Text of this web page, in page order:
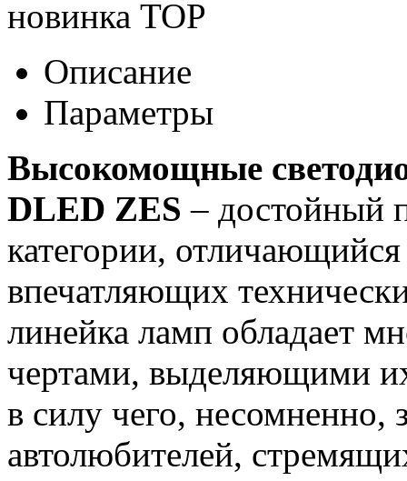
новинка TOP
Описание
Параметры
Высокомощные
DLED ZES – достойный
категории,
впечатляющих
линейка ламп обладает
чертами, выделяющими
в силу чего, несомненно,
автолюбителей,